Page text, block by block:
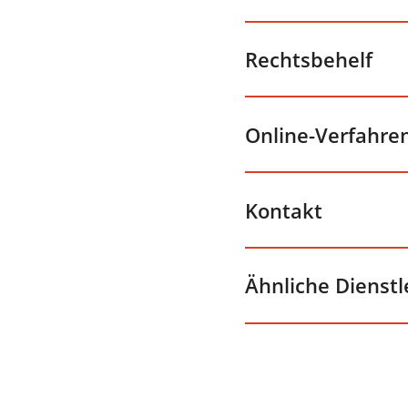
Rechtsbehelf
Online-
Kontakt
Ähnliche